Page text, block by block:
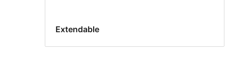
Extendable